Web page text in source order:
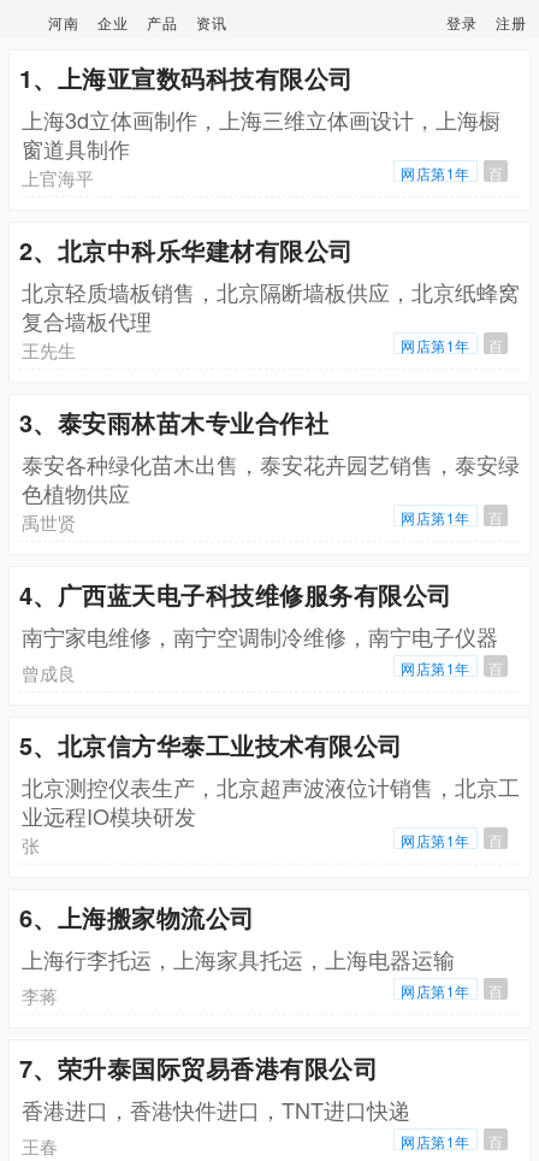
河南 企业 产品 资讯 登录 注册
1、上海亚宣数码科技有限公司
上海3d立体画制作，上海三维立体画设计，上海橱
窗道具制作
上官海平 网店第1年 百
2、北京中科乐华建材有限公司
北京轻质墙板销售，北京隔断墙板供应，北京纸蜂窝
复合墙板代理
王先生 网店第1年 百
3、泰安雨林苗木专业合作社
泰安各种绿化苗木出售，泰安花卉园艺销售，泰安绿
色植物供应
禹世贤 网店第1年 百
4、广西蓝天电子科技维修服务有限公司
南宁家电维修，南宁空调制冷维修，南宁电子仪器
曾成良 网店第1年 百
5、北京信方华泰工业技术有限公司
北京测控仪表生产，北京超声波液位计销售，北京工
业远程IO模块研发
张 网店第1年 百
6、上海搬家物流公司
上海行李托运，上海家具托运，上海电器运输
李蒋 网店第1年 百
7、荣升泰国际贸易香港有限公司
香港进口，香港快件进口，TNT进口快递
王春 网店第1年 百